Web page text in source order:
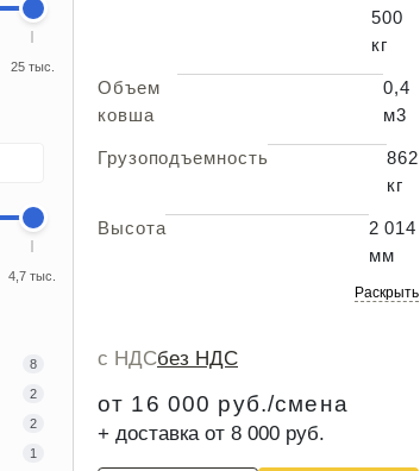
25 тыс.
4,7 тыс.
8
2
2
1
500
кг
Объем
ковша
0,4
м3
Грузоподъемность
862
кг
Высота
2 014
мм
Раскрыть
с НДСбез НДС
от 16 000 руб./смена
+ доставка от 8 000 руб.